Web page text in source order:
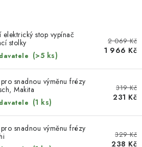
KOVU
stop vypínač
stolky
(>5 ks)
2 069 Kč
1 966 Kč
snadnou výměnu frézy
Makita
(1 ks)
319 Kč
231 Kč
snadnou výměnu frézy
329 Kč
238 Kč